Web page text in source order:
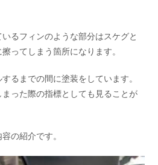
るフィンのような部分はスケグと
ってしまう箇所になります。
るまでの間に塗装をしています。
った際の指標としても見ることが
の紹介です。